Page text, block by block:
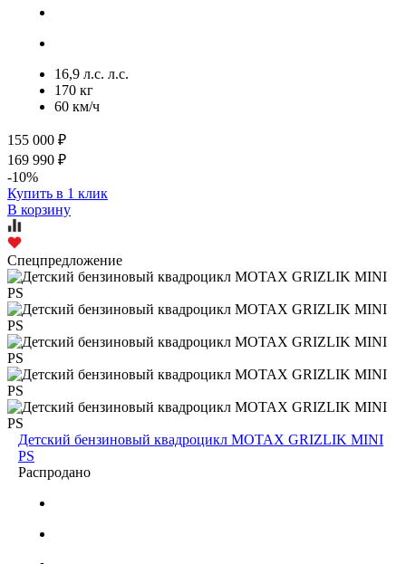
16,9 л.с. л.с.
170 кг
60 км/ч
155 000 ₽
169 990 ₽
-10%
Купить в 1 клик
В корзину
Спецпредложение
Детский бензиновый квадроцикл MOTAX GRIZLIK MINI
PS
Распродано